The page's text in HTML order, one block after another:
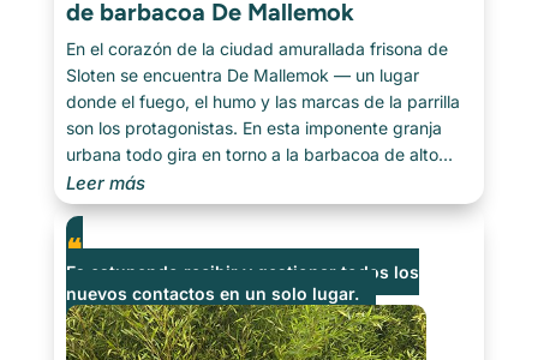
de barbacoa De Mallemok
En el corazón de la ciudad amurallada frisona de
Sloten se encuentra De Mallemok — un lugar
donde el fuego, el humo y las marcas de la parrilla
son los protagonistas. En esta imponente granja
urbana todo gira en torno a la barbacoa de alto
nivel. Hablamos con Martude y Anna sobre [...]
Leer más
Es estupendo recibir y gestionar todos los
nuevos contactos en un solo lugar.